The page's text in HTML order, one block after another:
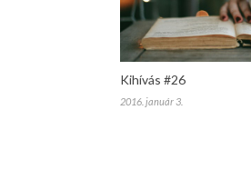
Kihívás #26
2016. január 3.